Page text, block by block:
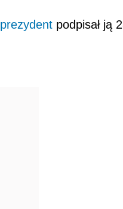
prezydent podpisał ją